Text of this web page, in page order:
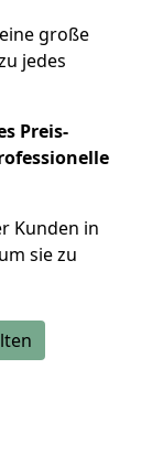
große
jedes
Preis-
Kunden in
sie zu